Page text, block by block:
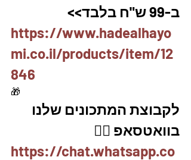
ב-99 ש"ח בלבד>>
https://www.hadealhayo
mi.co.il/products/item/12
846
🎁
לקבוצת המתכונים שלנו
בוואטסאפ 👇🏽
https://chat.whatsapp.co